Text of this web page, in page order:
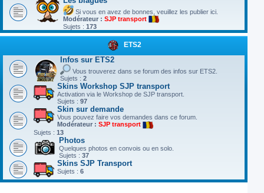
Si vous en avez de bonnes, veuillez les publier ici.
Modérateur : SJP transport
Sujets : 173
ETS2
Infos sur ETS2
Vous trouverez dans se forum des infos sur ETS2.
Sujets : 2
Skins Workshop SJP transport
Activation via le Workshop de SJP transport.
Sujets : 97
Skin sur demande
Vous pouvez faire vos demandes dans ce forum.
Modérateur : SJP transport
Sujets : 13
Photos
Quelques photos en convois ou en solo.
Sujets : 37
Skins SJP Transport
Sujets : 6